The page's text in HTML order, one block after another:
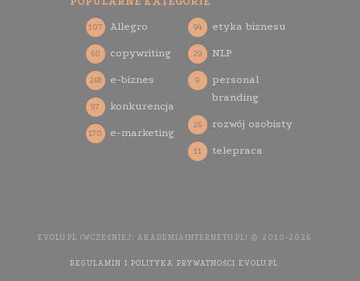
Allegro
107
copywriting
60
e-biznes
268
konkurencja
97
e-marketing
170
etyka biznesu
94
NLP
29
personal
branding
9
rozwój osobisty
26
telepraca
11
EVOLU.PL (WCZEŚNIEJ: AKADEMIAINTERNETU.PL) © 2010-2026
REGULAMIN I POLITYKA PRYWATNOŚCI EVOLU.PL